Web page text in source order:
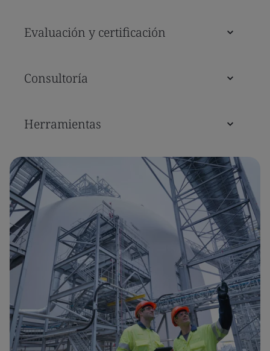
Evaluación y certificación
Consultoría
Herramientas